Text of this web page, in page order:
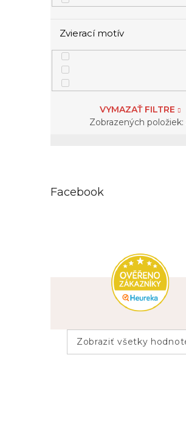
Zvierací motív
VYMAZAŤ FILTRE
Zobrazených položiek:
Facebook
Zobraziť všetky